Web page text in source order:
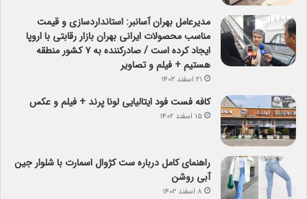
مدیرعامل بهران آسانبر: استانداردسازی و قیمت
مناسب محصولات ایرانی بهران بازار رقابتی با اروپا
ایجاد کرده است / صادرکننده به ۷ کشور منطقه
هستیم + فیلم و تصاویر
۲۱ اسفند ۱۴۰۲
کافه فست فود ایتالیایی لونا پرند + فیلم و عکس
۱۵ اسفند ۱۴۰۲
راهنمای کامل درباره ست کژوال اسمارت با شلوار جین
آبی روشن
۸ اسفند ۱۴۰۲